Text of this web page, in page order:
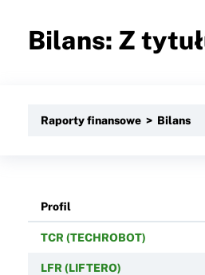
Bilans: Z
Raporty finansowe > Bilans
Profil
TCR (TECHROBOT)
LFR (LIFTERO)